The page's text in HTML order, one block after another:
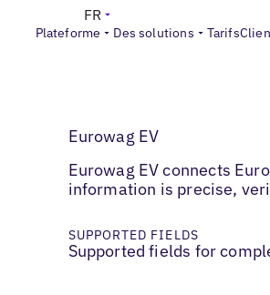
Plateforme Des solutions Tarifs
FR
Eurowag EV
Eurowag EV connects
information is precise,
SUPPORTED FIELDS
Supported fields for